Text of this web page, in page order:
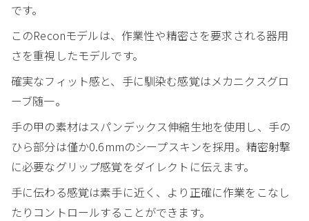
です。
このReconモデルは、作業性や精密さを要求される器用
さを重視したモデルです。
確実なフィット感と、手に馴染む感覚はメカニクスグロ
ーブ随一。
手の甲の素材はスパンデックス伸縮生地を使用し、手の
ひら部分は僅か0.6mmのシープスキンを採用。精密射撃
に必要なグリップ感覚をダイレクトに伝えます。
手に伝わる感覚は素手に近く、より正確に作業をこなし
たりコントロールすることができます。